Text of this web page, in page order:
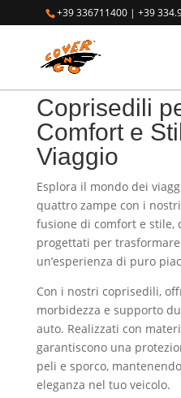
+39 336711400 |+39
Home/ Prodotti taggati
Comfort e Stile in Ogni
Coprisedili
Comfort e
Viaggio
Esplora il mondo dei
quattro zampe con i
fusione di comfort e stile,
progettati per
un’esperienza di puro
Con i nostri coprisedili,
morbidezza e supporto
auto. Realizzati con
garantiscono una
peli e sporco,
eleganza nel tuo veicolo.